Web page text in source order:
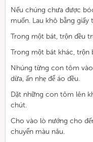
Nếu chúng chưa được
muốn. Lau khô bằng giấy
Trong một bát, trộn đều
Trong một bát khác, trộn
Nhúng từng con tôm
dừa, ấn nhẹ để áo đều.
Dặt những con tôm lên
chút.
Cho vào lò nướng cho
chuyển màu nâu.